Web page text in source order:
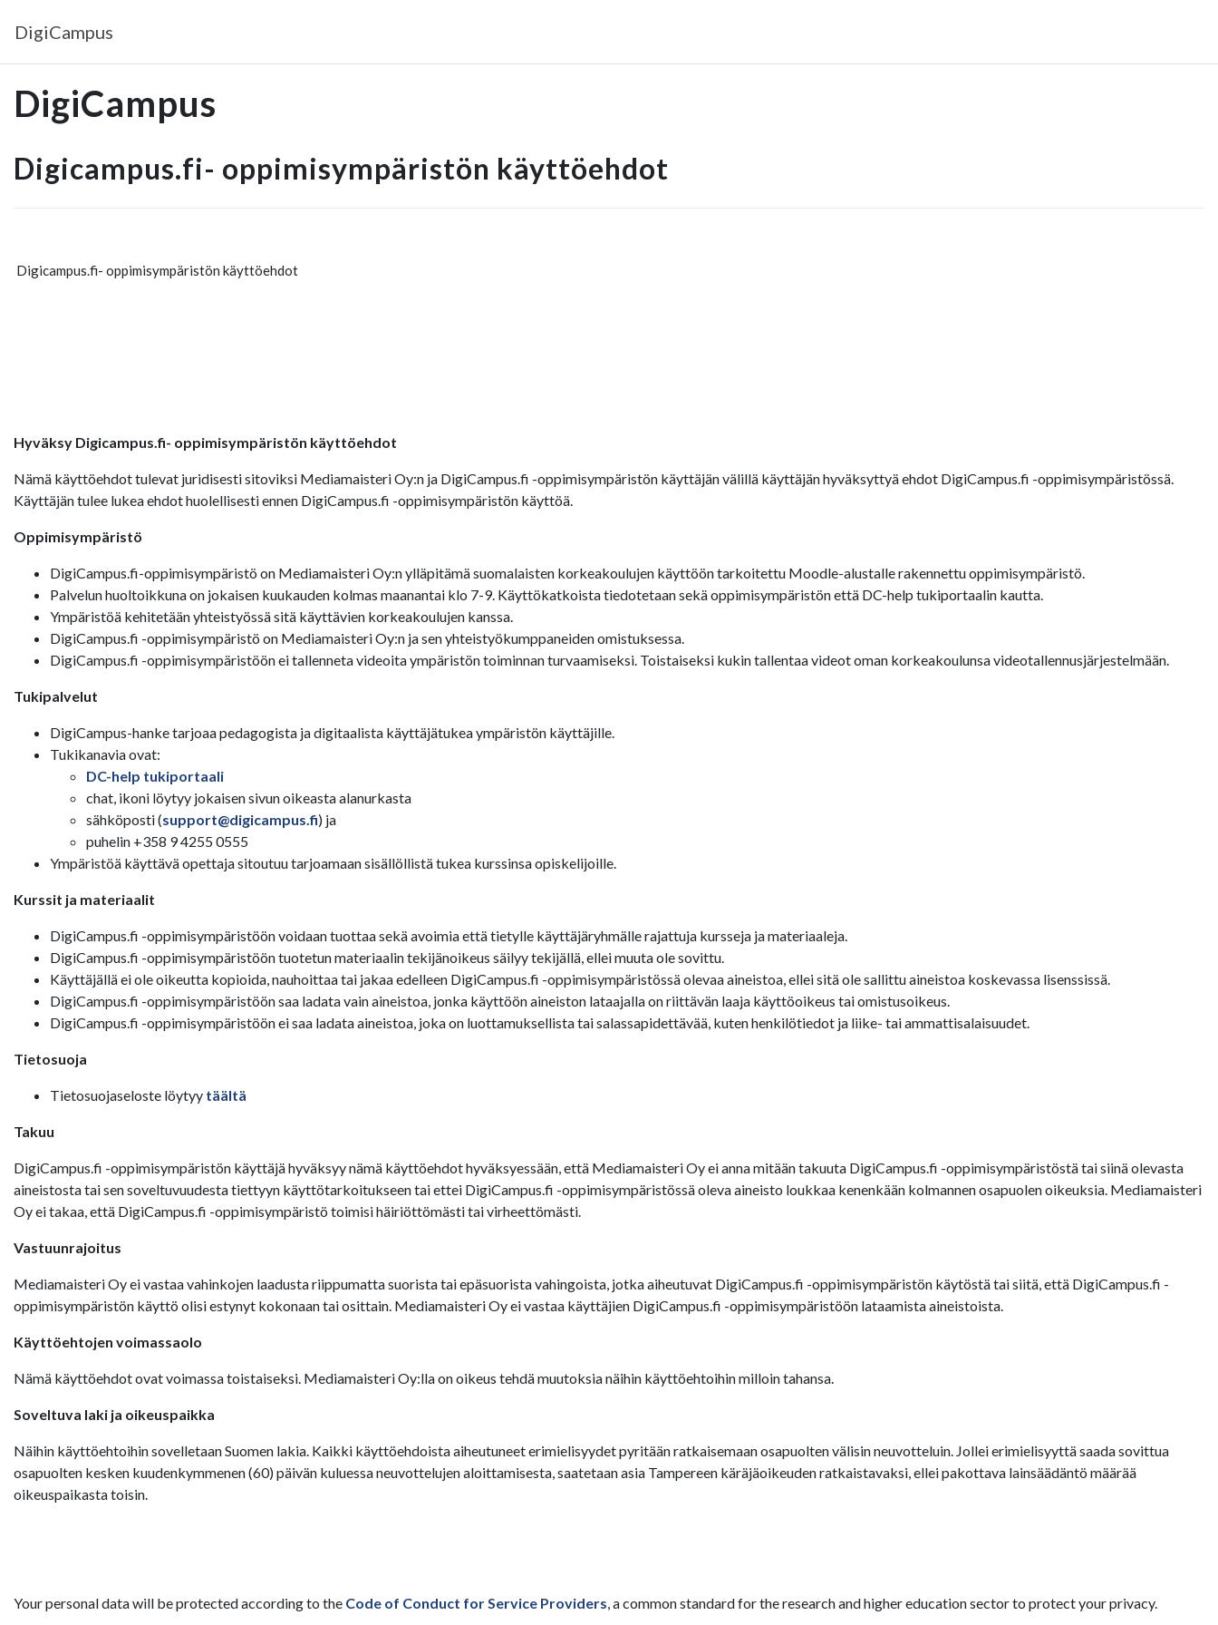
DigiCampus
DigiCampus
Digicampus.fi- oppimisympäristön käyttöehdot
Digicampus.fi- oppimisympäristön käyttöehdot
Hyväksy Digicampus.fi- oppimisympäristön käyttöehdot
Nämä käyttöehdot tulevat juridisesti sitoviksi Mediamaisteri Oy:n ja DigiCampus.fi -oppimisympäristön käyttäjän välillä käyttäjän hyväksyttyä ehdot DigiCampus.fi -oppimisympäristössä.
Käyttäjän tulee lukea ehdot huolellisesti ennen DigiCampus.fi -oppimisympäristön käyttöä.
Oppimisympäristö
DigiCampus.fi-oppimisympäristö on Mediamaisteri Oy:n ylläpitämä suomalaisten korkeakoulujen käyttöön tarkoitettu Moodle-alustalle rakennettu oppimisympäristö.
Palvelun huoltoikkuna on jokaisen kuukauden kolmas maanantai klo 7-9. Käyttökatkoista tiedotetaan sekä oppimisympäristön että DC-help tukiportaalin kautta.
Ympäristöä kehitetään yhteistyössä sitä käyttävien korkeakoulujen kanssa.
DigiCampus.fi -oppimisympäristö on Mediamaisteri Oy:n ja sen yhteistyökumppaneiden omistuksessa.
DigiCampus.fi -oppimisympäristöön ei tallenneta videoita ympäristön toiminnan turvaamiseksi. Toistaiseksi kukin tallentaa videot oman korkeakoulunsa videotallennusjärjestelmään.
Tukipalvelut
DigiCampus-hanke tarjoaa pedagogista ja digitaalista käyttäjätukea ympäristön käyttäjille.
Tukikanavia ovat:
DC-help tukiportaali
chat, ikoni löytyy jokaisen sivun oikeasta alanurkasta
sähköposti (support@digicampus.fi) ja
puhelin +358 9 4255 0555
Ympäristöä käyttävä opettaja sitoutuu tarjoamaan sisällöllistä tukea kurssinsa opiskelijoille.
Kurssit ja materiaalit
DigiCampus.fi -oppimisympäristöön voidaan tuottaa sekä avoimia että tietylle käyttäjäryhmälle rajattuja kursseja ja materiaaleja.
DigiCampus.fi -oppimisympäristöön tuotetun materiaalin tekijänoikeus säilyy tekijällä, ellei muuta ole sovittu.
Käyttäjällä ei ole oikeutta kopioida, nauhoittaa tai jakaa edelleen DigiCampus.fi -oppimisympäristössä olevaa aineistoa, ellei sitä ole sallittu aineistoa koskevassa lisenssissä.
DigiCampus.fi -oppimisympäristöön saa ladata vain aineistoa, jonka käyttöön aineiston lataajalla on riittävän laaja käyttöoikeus tai omistusoikeus.
DigiCampus.fi -oppimisympäristöön ei saa ladata aineistoa, joka on luottamuksellista tai salassapidettävää, kuten henkilötiedot ja liike- tai ammattisalaisuudet.
Tietosuoja
Tietosuojaseloste löytyy täältä
Takuu
DigiCampus.fi -oppimisympäristön käyttäjä hyväksyy nämä käyttöehdot hyväksyessään, että Mediamaisteri Oy ei anna mitään takuuta DigiCampus.fi -oppimisympäristöstä tai siinä olevasta
aineistosta tai sen soveltuvuudesta tiettyyn käyttötarkoitukseen tai ettei DigiCampus.fi -oppimisympäristössä oleva aineisto loukkaa kenenkään kolmannen osapuolen oikeuksia. Mediamaisteri
Oy ei takaa, että DigiCampus.fi -oppimisympäristö toimisi häiriöttömästi tai virheettömästi.
Vastuunrajoitus
Mediamaisteri Oy ei vastaa vahinkojen laadusta riippumatta suorista tai epäsuorista vahingoista, jotka aiheutuvat DigiCampus.fi -oppimisympäristön käytöstä tai siitä, että DigiCampus.fi -
oppimisympäristön käyttö olisi estynyt kokonaan tai osittain. Mediamaisteri Oy ei vastaa käyttäjien DigiCampus.fi -oppimisympäristöön lataamista aineistoista.
Käyttöehtojen voimassaolo
Nämä käyttöehdot ovat voimassa toistaiseksi. Mediamaisteri Oy:lla on oikeus tehdä muutoksia näihin käyttöehtoihin milloin tahansa.
Soveltuva laki ja oikeuspaikka
Näihin käyttöehtoihin sovelletaan Suomen lakia. Kaikki käyttöehdoista aiheutuneet erimielisyydet pyritään ratkaisemaan osapuolten välisin neuvotteluin. Jollei erimielisyyttä saada sovittua
osapuolten kesken kuudenkymmenen (60) päivän kuluessa neuvottelujen aloittamisesta, saatetaan asia Tampereen käräjäoikeuden ratkaistavaksi, ellei pakottava lainsäädäntö määrää
oikeuspaikasta toisin.
Your personal data will be protected according to the Code of Conduct for Service Providers, a common standard for the research and higher education sector to protect your privacy.